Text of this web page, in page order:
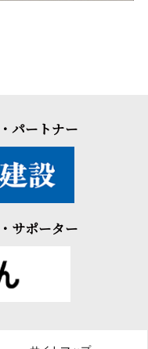
パートナー
サポーター